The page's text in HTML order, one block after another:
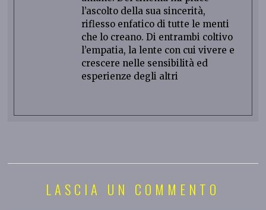
l’ascolto della sua sincerità,
riflesso enfatico di tutte le menti
che lo creano. Di entrambi coltivo
l’empatia, la lente con cui vivere e
crescere nelle sensibilità ed
esperienze degli altri
LASCIA UN COMMENTO